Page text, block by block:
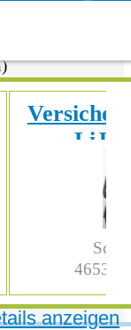
LiJa
46535
anzeigen